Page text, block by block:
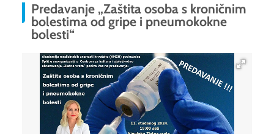
Predavanje „Zaštita osoba s kroničnim
bolestima od gripe i pneumokokne
bolesti“